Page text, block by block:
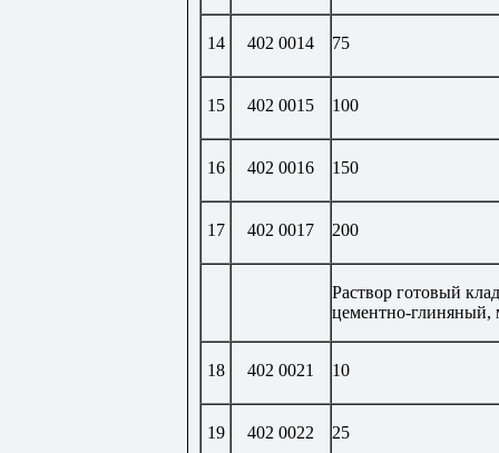
14 402 0014 75
15 402 0015 100
16 402 0016 150
17 402 0017 200
Раствор готовый
цементно-глиняный,
18 402 0021 10
19 402 0022 25